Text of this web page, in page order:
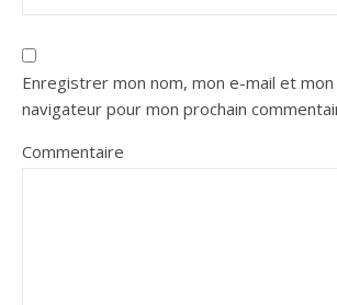
Enregistrer mon nom, mon e-mail et
navigateur pour mon prochain
Commentaire